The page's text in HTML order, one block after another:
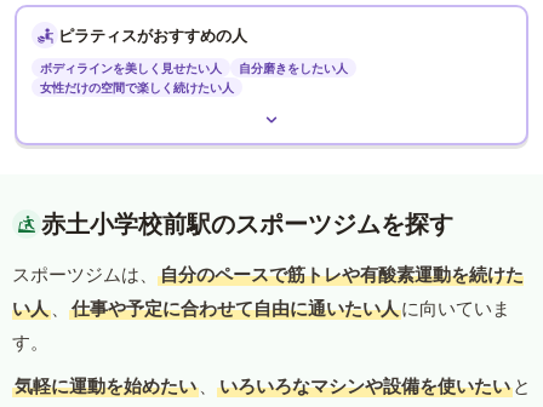
ピラティスがおすすめの人
ボディラインを美しく見せたい人
自分磨きをしたい人
女性だけの空間で楽しく続けたい人
赤土小学校前駅のスポーツジムを探す
スポーツジムは、
自分のペースで筋トレや有酸素運動を続けた
い人 、 仕事や予定に合わせて自由に通いたい人に向いていま
す。
気軽に運動を始めたい 、 いろいろなマシンや設備を使いたい と